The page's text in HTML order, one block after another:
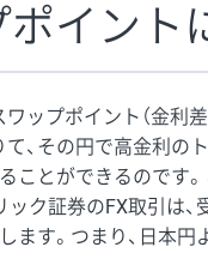
ポイント
ップポイント（金利
、その円で高金利の
ことができるのです
ック証券のFX取引は
ます。つまり、日本